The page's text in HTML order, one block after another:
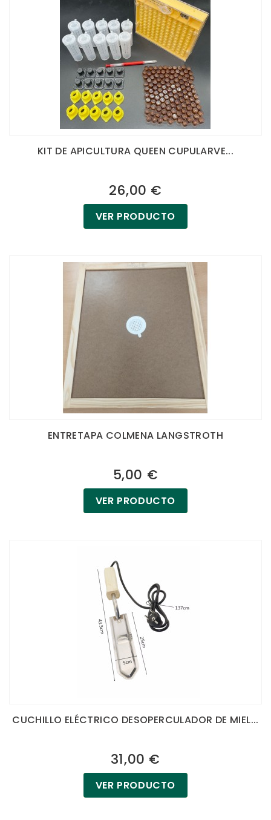
KIT DE APICULTURA QUEEN CUPULARVE...
26,00 €
VER PRODUCTO
ENTRETAPA COLMENA LANGSTROTH
5,00 €
VER PRODUCTO
CUCHILLO ELÉCTRICO DESOPERCULADOR DE MIEL...
31,00 €
VER PRODUCTO